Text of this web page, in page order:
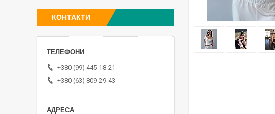
КОНТАКТИ
+380 (99) 445-18-21
+380 (63) 809-29-43